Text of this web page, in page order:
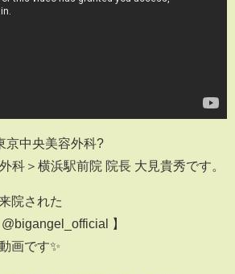
京中央美容外科?
科＞横浜駅前院 院長 大見貴秀です。
院された
】
画です✨